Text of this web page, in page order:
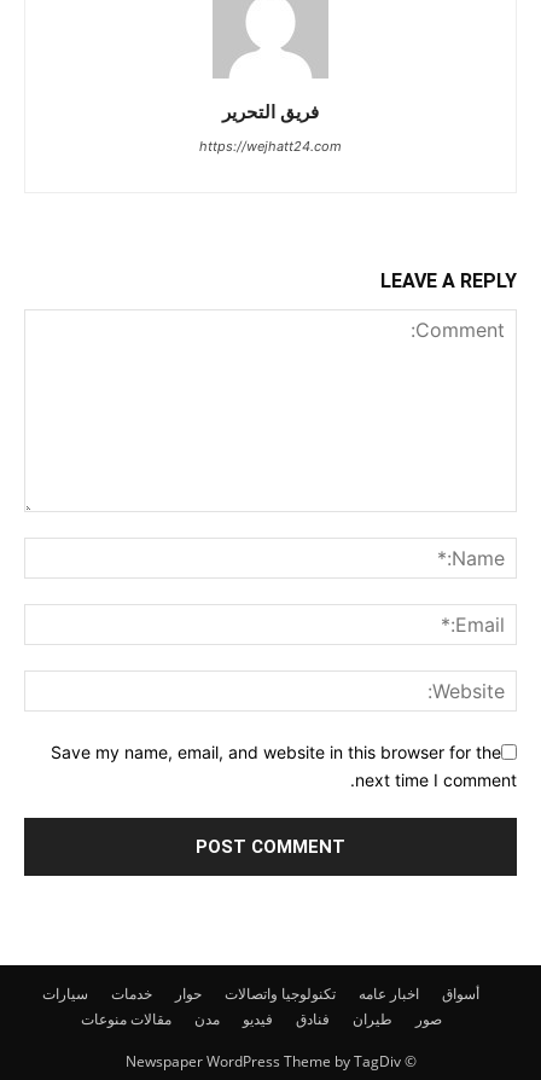
فريق التحرير
https://wejhatt24.com
LEAVE A REPLY
Save my name, email, and website in this browser for the
next time I comment.
أسواق اخبار عامه تكنولوجيا واتصالات حوار خدمات
سيارات
صور
طيران فنادق فيديو مدن مقالات منوعات
© Newspaper WordPress Theme by TagDiv